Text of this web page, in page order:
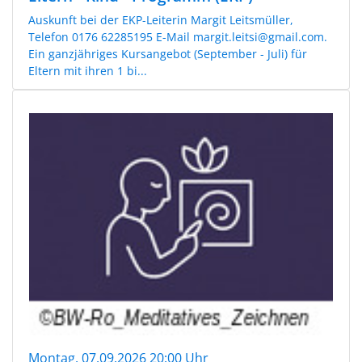
Auskunft bei der EKP-Leiterin Margit Leitsmüller,
Telefon 0176 62285195 E-Mail margit.leitsi@gmail.com.
Ein ganzjähriges Kursangebot (September - Juli) für
Eltern mit ihren 1 bi...
Montag, 07.09.2026 20:00 Uhr